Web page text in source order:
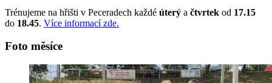
Trénujeme na hřišti v Peceradech každé úterý a čtvrtek od 17.15
do 18.45. Více informací zde.
Foto měsíce